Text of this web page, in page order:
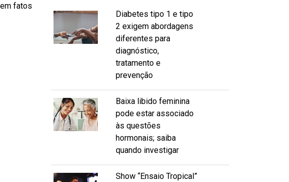
fatos
Diabetes tipo 1 e tipo
2 exigem abordagens
diferentes para
diagnóstico,
tratamento e
prevenção
Baixa libido feminina
pode estar associado
às questões
hormonais; saiba
quando investigar
Show “Ensaio Tropical”